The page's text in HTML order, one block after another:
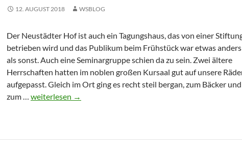
12. AUGUST 2018 WSBLOG
Der Neustädter Hof ist auch ein Tagungshaus, das von einer
betrieben wird und das Publikum beim Frühstück war etwas anders
als sonst. Auch eine Seminargruppe schien da zu sein. Zwei ältere
Herrschaften hatten im noblen großen Kursaal gut auf unsere
aufgepasst. Gleich im Ort ging es recht steil bergan, zum Bäcker und
zum … 11.
weiterlesen →